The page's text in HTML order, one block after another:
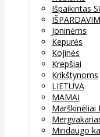
Išpaikintas
Joninėms
Kepurės
Kojinės
Krepšiai
Krikštynoms
LIETUVA
MAMAI
Marškinėliai
Mindaugo